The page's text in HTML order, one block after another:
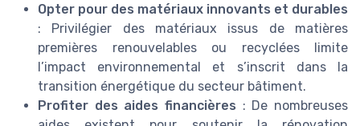
Opter pour des matériaux innovants et durables
: Privilégier des matériaux issus de matières
premières renouvelables ou recyclées limite
l’impact environnemental et s’inscrit dans la
transition énergétique du secteur bâtiment.
Profiter des aides financières : De nombreuses